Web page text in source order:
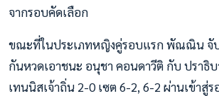
จากรอบคัดเลือก
ขณะที่ในประเภทหญิงคู่รอบแรก พัณณิน จั
กันหวดเอาชนะ อนุชา คอนดาวีติ กับ ปราธิ
เทนนิสเจ้าถิ่น 2-0 เซต 6-2, 6-2 ผ่านเข้าสู่